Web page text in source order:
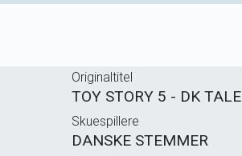
Originaltitel
TOY STORY 5 - DK TALE
Skuespillere
DANSKE STEMMER